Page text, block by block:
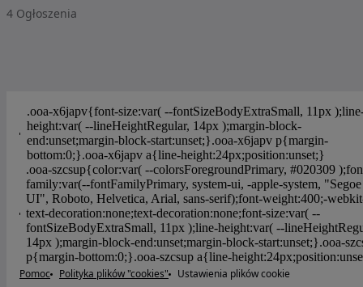
4 Ogłoszenia
Pomoc Polityka plików "cookies"
Ustawienia plików cookie